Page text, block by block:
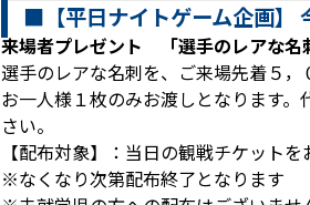
■【平日ナイトゲーム企画】
来場者プレゼント 「選手のレアな名
選手のレアな名刺を、ご来場先着５，
お一人様１枚のみお渡しとなります
さい。
【配布対象】：当日の観戦チケット
※なくなり次第配布終了となります